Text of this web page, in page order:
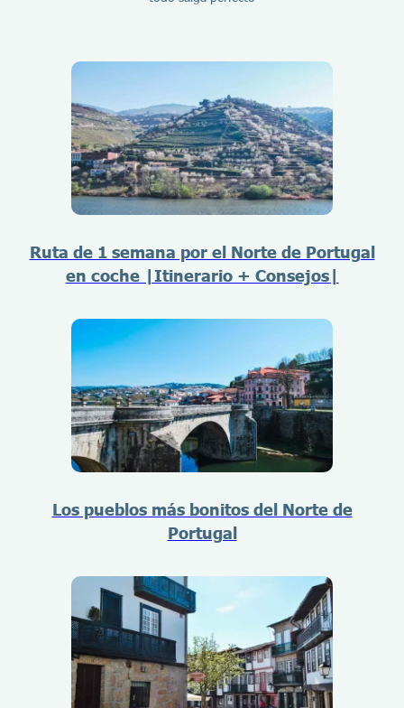
Ruta de 1 semana por el Norte de Portugal
en coche |Itinerario + Consejos|
Los pueblos más bonitos del Norte de
Portugal